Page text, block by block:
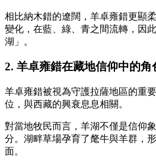
相比納木錯的遼闊，羊卓雍錯更顯
變化，在藍、綠、青之間流轉，因
湖」。
2. 羊卓雍錯在藏地信仰中的角
羊卓雍錯被視為守護拉薩地區的重
位，與西藏的興衰息息相關。
對當地牧民而言，羊湖不僅是信仰
分。湖畔草場孕育了氂牛與羊群，
面。